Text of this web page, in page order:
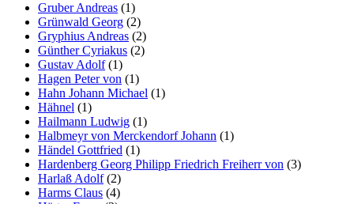
Gruber Andreas (1)
Grünwald Georg (2)
Gryphius Andreas (2)
Günther Cyriakus (2)
Gustav Adolf(1)
Hagen Peter von (1)
Hahn Johann Michael (1)
Hähnel (1)
Hailmann Ludwig (1)
Halbmeyr von Merckendorf Johann (1)
Händel Gottfried (1)
Hardenberg Georg Philipp Friedrich Freiherr von (3)
Harlaß Adolf(2)
Harms Claus (4)